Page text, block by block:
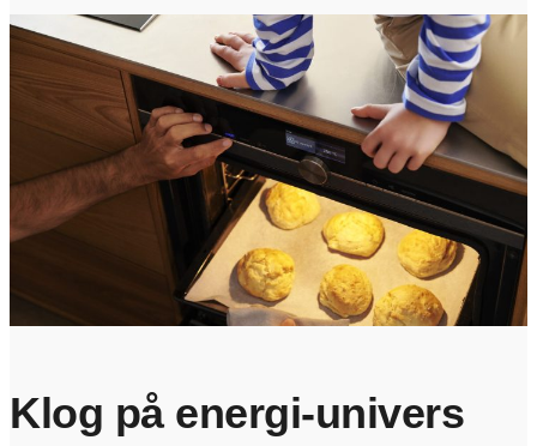
Klog på energi-univers